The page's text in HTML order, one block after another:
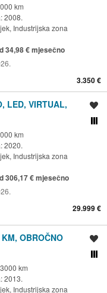
km
2008.
Industrijska zona
34,98 € mjesečno
3.350 €
LED, VIRTUAL,
km
2020.
Industrijska zona
306,17 € mjesečno
29.999 €
OBROČNO
km
2013.
Industrijska zona